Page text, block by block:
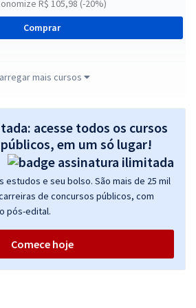
R$ 105,98 (-20%)
Comprar
Especializado - Especialidade: Psicologia
(Pós-edital)
R$ 399,92à vista
ou 12x de R$33,33
R$ 99,98 (-20%)
Comprar
Regional Federal da 4ª Região - Analista
mais cursos
acesse todos os cursos
em um só lugar!
estudos e seu bolso. São mais de 25 mil
de concursos públicos, com
pós-edital.
Comece hoje